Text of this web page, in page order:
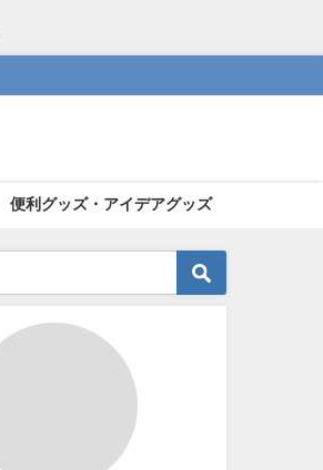
便利グッズ・アイデアグッズ